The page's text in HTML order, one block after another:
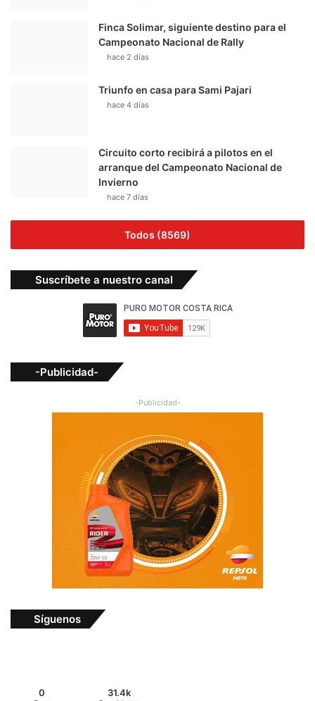
Finca Solimar, siguiente destino para el
Campeonato Nacional de Rally
hace 2 días
Triunfo en casa para Sami Pajari
hace 4 días
Circuito corto recibirá a pilotos en el
arranque del Campeonato Nacional de
Invierno
hace 7 días
Todos (8569)
Suscríbete a nuestro canal
-Publicidad-
-Publicidad-
Síguenos
0 31.4k